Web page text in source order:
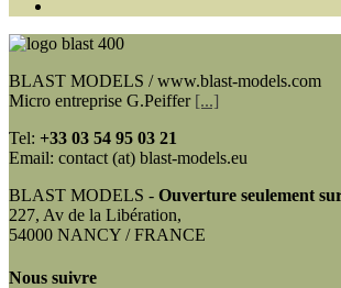
BLAST MODELS / www.blast-models.com
Micro entreprise G.Peiffer [...]
Tel: +33 03 54 95 03 21
Email: contact (at) blast-models.eu
BLAST MODELS - Ouverture seulement
227, Av de la Libération,
54000 NANCY / FRANCE
Nous suivre